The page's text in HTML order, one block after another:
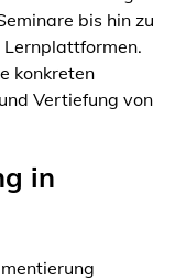
bis hin zu
konkreten
Vertiefung von
in